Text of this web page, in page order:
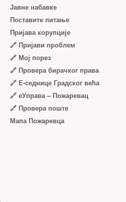
Јавне набавке
Поставите питање
Пријава корупције
🔗 Пријави проблем
🔗 Мој порез
🔗 Провера бирачког права
🔗 Е-седнице Градског већа
🔗 еУправа – Пожаревац
🔗 Провера поште
Мапа Пожаревца